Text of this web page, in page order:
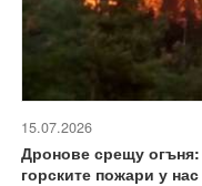
15.07.2026
Дронове срещу
горските пожари у нас